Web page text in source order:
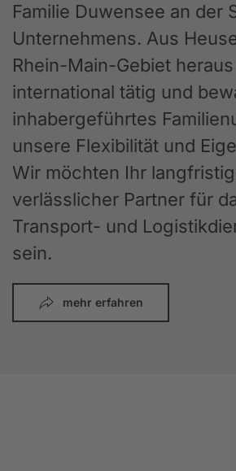
Familie Duwensee an der
Unternehmens. Aus
Rhein-Main-Gebiet
international tätig und
inhabergeführtes
unsere Flexibilität und
Wir möchten Ihr
verlässlicher Partner für
Transport- und
sein.
mehr erfahren